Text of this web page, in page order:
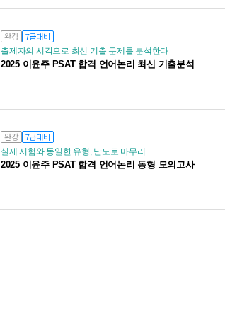
완강 7급대비
출제자의 시각으로 최신 기출 문제를 분석한다
2025 이윤주 PSAT 합격 언어논리 최신 기출분석
완강 7급대비
실제 시험와 동일한 유형, 난도로 마무리
2025 이윤주 PSAT 합격 언어논리 동형 모의고사